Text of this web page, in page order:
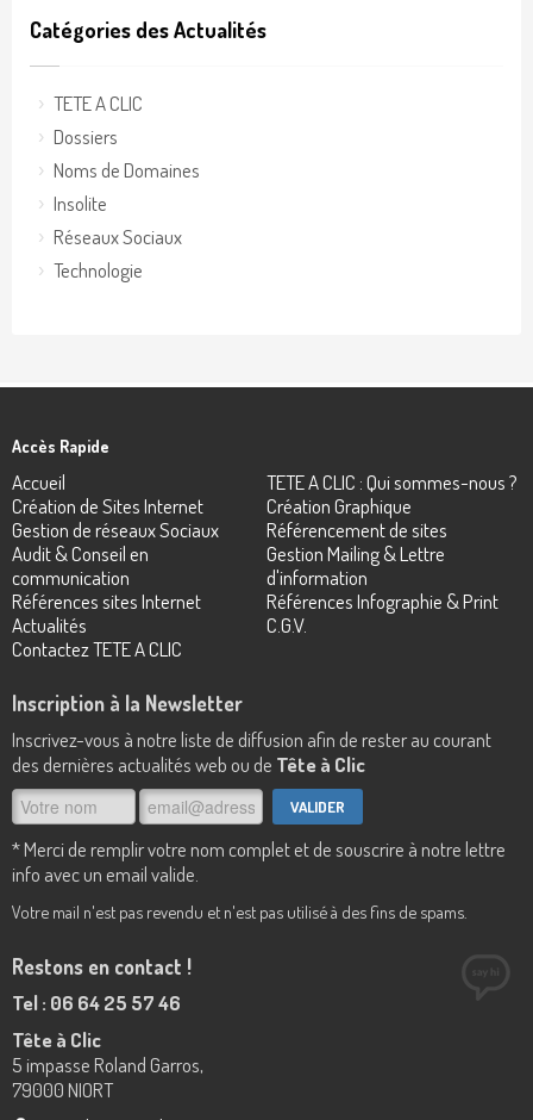
Catégories des Actualités
TETE A CLIC
Dossiers
Noms de Domaines
Insolite
Réseaux Sociaux
Technologie
Accès Rapide
Accueil
TETE A CLIC : Qui sommes-nous ?
Création de Sites Internet
Création Graphique
Gestion de réseaux Sociaux
Référencement de sites
Audit & Conseil en
communication
Gestion Mailing & Lettre
d'information
Références sites Internet
Références Infographie & Print
Actualités
C.G.V.
Contactez TETE A CLIC
Inscription à la Newsletter
Inscrivez-vous à notre liste de diffusion afin de rester au courant
des dernières actualités web ou de Tête à Clic
* Merci de remplir votre nom complet et de souscrire à notre lettre
info avec un email valide.
Votre mail n'est pas revendu et n'est pas utilisé à des fins de spams.
Restons en contact !
Tel : 06 64 25 57 46
Tête à Clic
5 impasse Roland Garros,
79000 NIORT